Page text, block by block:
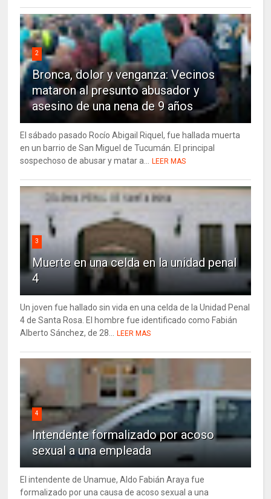
2
Bronca, dolor y venganza: Vecinos
mataron al presunto abusador y
asesino de una nena de 9 años
El sábado pasado Rocío Abigail Riquel, fue hallada muerta
en un barrio de San Miguel de Tucumán. El principal
sospechoso de abusar y matar a...
LEER MAS
3
Muerte en una celda en la unidad penal
4
Un joven fue hallado sin vida en una celda de la Unidad Penal
4 de Santa Rosa. El hombre fue identificado como Fabián
Alberto Sánchez, de 28...
LEER MAS
4
Intendente formalizado por acoso
sexual a una empleada
El intendente de Unamue, Aldo Fabián Araya fue
formalizado por una causa de acoso sexual a una